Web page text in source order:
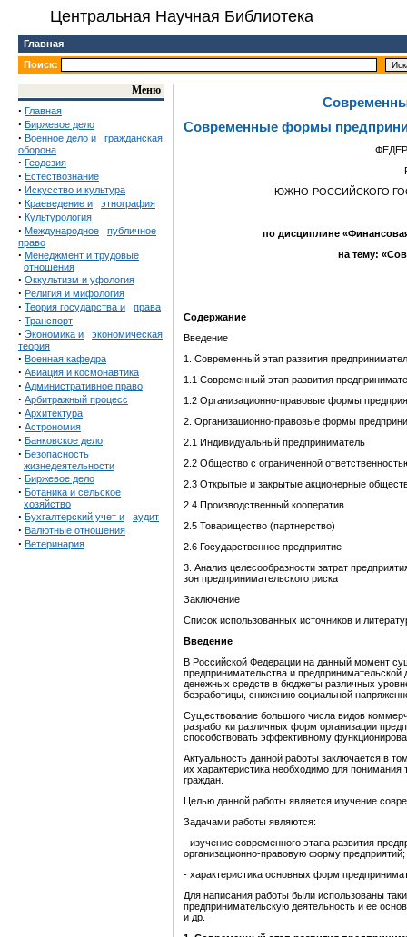
Центральная Научная Библиотека
Главная
Поиск:
Меню
· Главная
· Биржевое дело
· Военное дело и
гражданская
оборона
· Геодезия
· Естествознание
· Искусство и культура
· Краеведение и этнография
· Культурология
· Международное
публичное
право
· Менеджмент и трудовые
отношения
· Оккультизм и уфология
· Религия и мифология
· Теория государства и права
· Транспорт
· Экономика и
экономическая
теория
· Военная кафедра
· Авиация и космонавтика
· Административное право
· Арбитражный процесс
· Архитектура
· Астрономия
· Банковское дело
· Безопасность
жизнедеятельности
· Биржевое дело
· Ботаника и сельское
хозяйство
· Бухгалтерский учет и аудит
· Валютные отношения
· Ветеринария
Современные формы
ЮЖНО-РОССИЙСКОГО
по дисциплине
на тему:
Содержание
Введение
1. Современный этап развития
1.1 Современный этап развития
1.2 Организационно-правовые формы
2. Организационно-правовые формы
2.1 Индивидуальный предприниматель
2.2 Общество с ограниченной
2.3 Открытые и закрытые акционерные
2.4 Производственный кооператив
2.5 Товарищество (партнерство)
2.6 Государственное предприятие
3. Анализ целесообразности затрат
зон предпринимательского риска
Заключение
Список использованных источников и
Введение
В Российской Федерации на данный момент
предпринимательства и
денежных средств в бюджеты различных
безработицы, снижению социальной
Существование большого числа видов
разработки различных форм организации
способствовать эффективному
Актуальность данной работы заключается в
их характеристика необходимо для понимания
граждан.
Целью данной работы является изучение
Задачами работы являются:
- изучение современного этапа развития
организационно-правовую форму предприятий;
- характеристика основных форм
Для написания работы были использованы
предпринимательскую деятельность и ее
и др.